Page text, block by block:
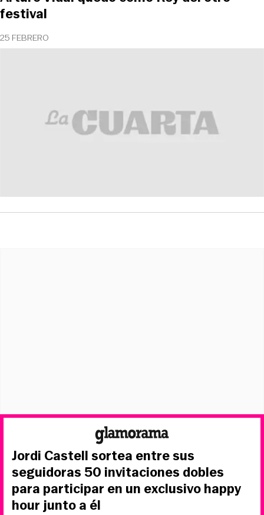
25 FEBRERO
festival
Jordi Castell sortea entre sus
seguidoras 50 invitaciones dobles
para participar en un exclusivo happy
hour junto a él